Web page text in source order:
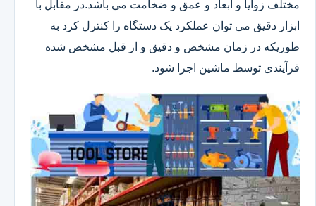
مختلف زوایا و ابعاد و عمق و ضخامت می باشد.در مقابل با
ابزار دقیق می توان عملکرد یک دستگاه را کنترل کرد به
طوریکه در زمان مشخص و دقیق و از قبل مشخص شده
فرآیندی توسط ماشین اجرا شود.